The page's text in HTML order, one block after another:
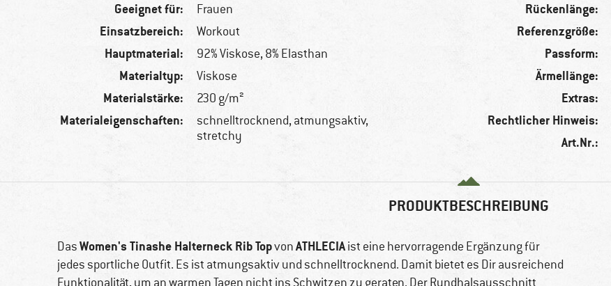
Geeignet für: Frauen
Einsatzbereich: Workout
Hauptmaterial: 92% Viskose, 8% Elasthan
Materialtyp: Viskose
Materialstärke: 230 g/m²
Materialeigenschaften:
schnelltrocknend, atmungsaktiv,
stretchy
Rückenlänge:
Referenzgröße:
Passform:
Ärmellänge:
Extras:
Rechtlicher Hinweis:
Art.Nr.:
PRODUKTBESCHREIBUNG
DasWomen's Tinashe Halterneck Rib TopvonATHLECIAist eine hervorragende Ergänzung für
jedes sportliche Outfit. Es ist atmungsaktiv und schnelltrocknend. Damit bietet es Dir ausreichend
Funktionalität, um an warmen Tagen nicht ins Schwitzen zu geraten. Der Rundhalsausschnitt